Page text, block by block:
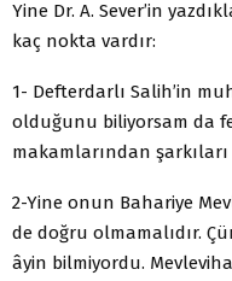
Yine Dr. A. Sever’in
kaç nokta vardır:
1- Defterdarlı Salih’in
olduğunu biliyorsam da
makamlarından
2-Yine onun Bahariye
de doğru olmamalıdır.
âyin bilmiyordu.